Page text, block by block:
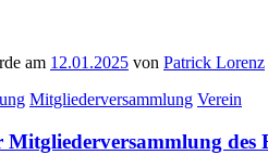
am 12.01.2025 von Patrick Lorenz
Mitgliederversammlung Verein
des